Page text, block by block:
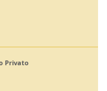
Privato